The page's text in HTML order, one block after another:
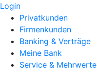
Login
Privatkunden
Firmenkunden
Banking & Verträge
Meine Bank
Service & Mehrwerte